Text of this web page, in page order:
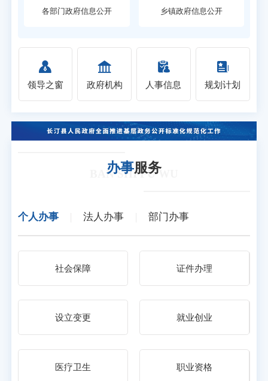
各部门政府信息公开 乡镇政府信息公开
领导之窗 政府机构 人事信息 规划计划
办事服务
BAN SHI FU WU
个人办事 法人办事 部门办事
社会保障 证件办理
设立变更 就业创业
医疗卫生 职业资格